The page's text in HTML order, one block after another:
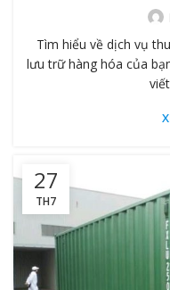
Tìm hiểu về dịch vụ
lưu trữ hàng hóa của
27
TH7